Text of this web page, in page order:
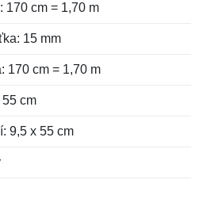
170 cm = 1,70 m
15 mm
170 cm = 1,70 m
cm
9,5 x 55 cm